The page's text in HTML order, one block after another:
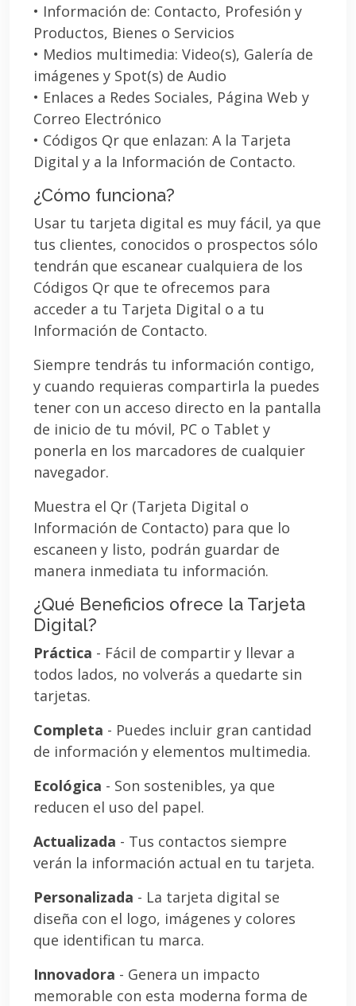
• Información de: Contacto, Profesión y
Productos, Bienes o Servicios
• Medios multimedia: Video(s), Galería de
imágenes y Spot(s) de Audio
• Enlaces a Redes Sociales, Página Web y
Correo Electrónico
• Códigos Qr que enlazan: A la Tarjeta
Digital y a la Información de Contacto.
¿Cómo funciona?
Usar tu tarjeta digital es muy fácil, ya que
tus clientes, conocidos o prospectos sólo
tendrán que escanear cualquiera de los
Códigos Qr que te ofrecemos para
acceder a tu Tarjeta Digital o a tu
Información de Contacto.
Siempre tendrás tu información contigo,
y cuando requieras compartirla la puedes
tener con un acceso directo en la pantalla
de inicio de tu móvil, PC o Tablet y
ponerla en los marcadores de cualquier
navegador.
Muestra el Qr (Tarjeta Digital o
Información de Contacto) para que lo
escaneen y listo, podrán guardar de
manera inmediata tu información.
¿Qué Beneficios ofrece la Tarjeta
Digital?
Práctica - Fácil de compartir y llevar a
todos lados, no volverás a quedarte sin
tarjetas.
Completa - Puedes incluir gran cantidad
de información y elementos multimedia.
Ecológica - Son sostenibles, ya que
reducen el uso del papel.
Actualizada - Tus contactos siempre
verán la información actual en tu tarjeta.
Personalizada - La tarjeta digital se
diseña con el logo, imágenes y colores
que identifican tu marca.
Innovadora - Genera un impacto
memorable con esta moderna forma de